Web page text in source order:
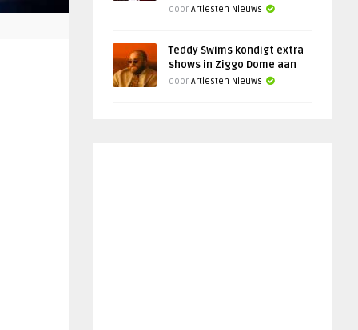
door Artiesten Nieuws
Teddy Swims kondigt extra
shows in Ziggo Dome aan
door Artiesten Nieuws